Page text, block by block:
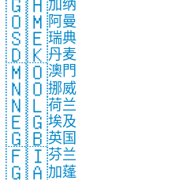
🇴🇲阿曼
🇸🇪瑞典
🇩🇰丹麦
🇲🇴澳門
🇳🇴挪威
🇳🇱荷兰
🇪🇬埃及
🇬🇧英国
🇫🇮芬兰
🇬🇦加蓬